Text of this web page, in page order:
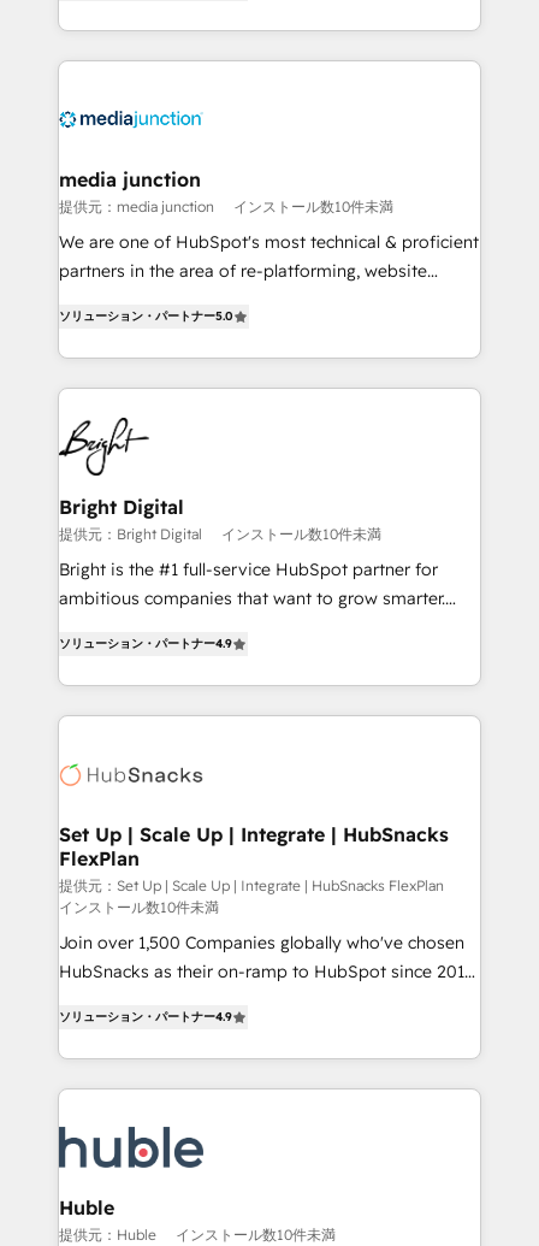
Hourly-fee (assigned one Dedicated HubSpot
requirement). ✔️Helped over 25,000+ customers so
team to simplify the complex and build a better
experience for your team and customers.
media junction
提供元：media junction インストール数10件未満
We are one of HubSpot's most technical & proficient
partners in the area of re-platforming, website
implementations for mid-market & enterprise
companies. We are woman-owned, powered by
coffee, and we ❤️ dogs. We produce award-winning
work for our clients. 🏆2023 Technical Expertise
Impact Award 🏆2022 Technical Expertise Impact
Award 🏆2022 Platform Migration Excellence Impact
Award 🏆2020 Elite Solutions Partner 🏆2019
Integrations HubSpot Impact Award 🏆2019
Marketing Enablement HubSpot Impact Award 🏆
2018 Website Design HubSpot Impact Award 🏆2017
Growth-Driven Design Agency of the Year 🏆2016
Sales Enablement HubSpot Impact Award 🏆2015
HubSpot COS Performance Award 🏆2014 HubSpot
COS Design Award 🏆2013 HubSpot Marketplace
Partner 📆Founded in 1997
ソリューション・パートナー5.0
Bright Digital
提供元：Bright Digital インストール数10件未満
Bright is the #1 full-service HubSpot partner for
ambitious companies that want to grow smarter.
developing a new website to lead generation and
digital marketing; we do it all (and with great
results)! In short, our services include: - HubSpot
HubSpot development: websites, custom modules,
marketing, advertising, campaigns, content and
design We connect people, data and technology to
improve customer experiences. With our bright
people, exciting ideas and can-do mentality, we
ensure revenue growth on a daily basis. So tell us
your challenge; our passionate and growth driven
ソリューション・パートナー4.9
Set Up | Scale Up | Integrate | HubSnacks
FlexPlan
提供元：Set Up | Scale Up | Integrate | HubSnacks FlexPlan
インストール数10件未満
Join over 1,500 Companies globally who've chosen
HubSnacks as their on-ramp to HubSpot since 2014
1️⃣ Set Up | Onboarding New or Check-fixing existing
HubSpot portals 2️⃣ Scale Up | 100% HubSpot Task
Execution... Global 24/7 ... All Experts 3️⃣ Integrate |
Slash months from your API Integration project... ⬅️
Click "Contact Business" ⬅️ to access 150+ Kickstart
Integration templates that put HubSpot in the center
of your tech stack, syncing... 🛍️ Shopify or
ソリューション・パートナー4.9
Huble
提供元：Huble インストール数10件未満